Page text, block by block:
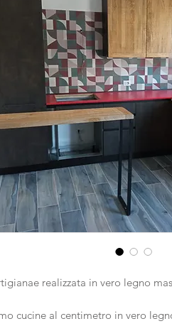
realizzata in vero legno
cucine al centimetro in vero